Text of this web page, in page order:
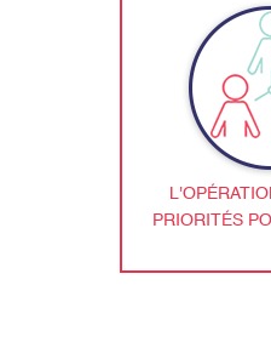
PRIORITÉS